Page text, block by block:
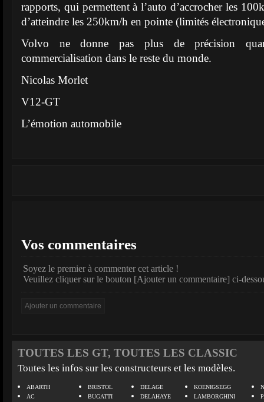
rapports, qui permettent à l’auto d’accrocher les
d’atteindre les 250km/h en pointe (limités
Volvo ne donne pas plus de précision
commercialisation dans le reste du monde.
Nicolas Morlet
V12-GT
L’émotion automobile
Vos commentaires
Soyez le premier à commenter cet article !
Veuillez cliquer sur le bouton [Ajouter un commentaire] ci-
TOUTES LES GT, TOUTES LES CLASSIC
Toutes les infos sur les constructeurs et les modèles.
ABARTH
AC
BRISTOL
BUGATTI
DELAGE
DELAHAYE
KOENIGSEGG
LAMBORGHINI